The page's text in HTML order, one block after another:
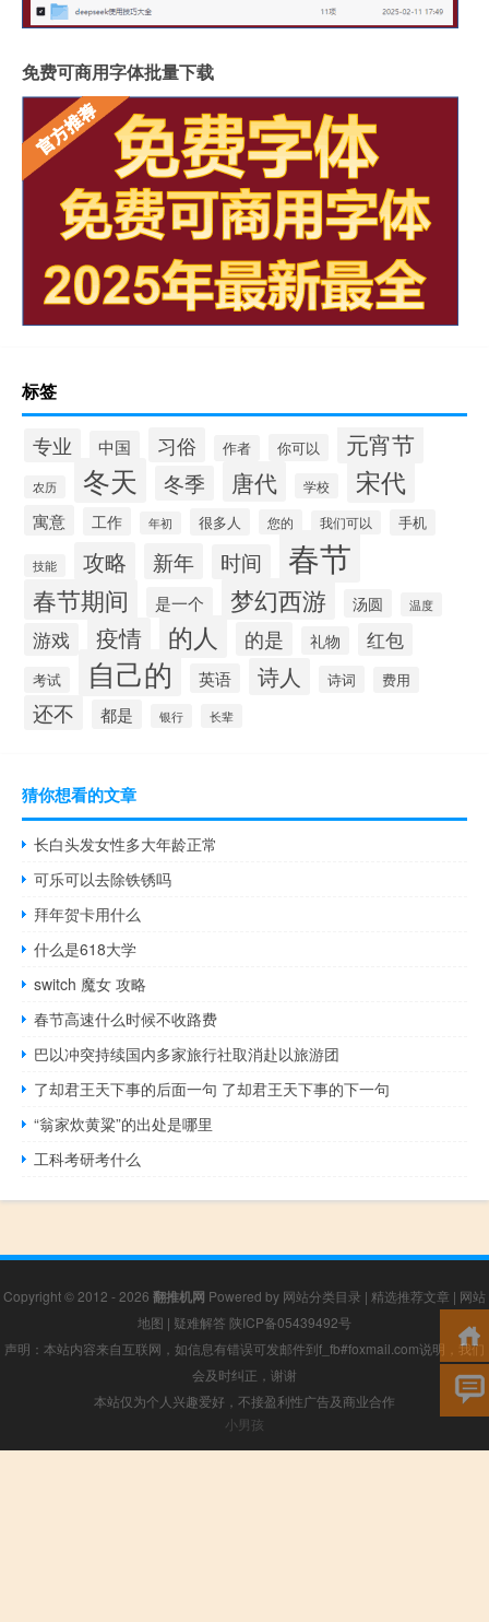
免费可商用字体批量下载
标签
专业 中国 习俗 作者 你可以 元宵节
农历 冬天 冬季 唐代 学校 宋代
寓意 工作 年初 很多人 您的 我们可以 手机
技能 攻略 新年 时间 春节
春节期间 是一个 梦幻西游 汤圆 温度
游戏 疫情 的人 的是 礼物 红包
考试 自己的 英语 诗人 诗词 费用
还不 都是 银行 长辈
猜你想看的文章
长白头发女性多大年龄正常
可乐可以去除铁锈吗
拜年贺卡用什么
什么是618大学
switch 魔女 攻略
春节高速什么时候不收路费
巴以冲突持续国内多家旅行社取消赴以旅游团
了却君王天下事的后面一句 了却君王天下事的下一句
“翁家炊黄粱”的出处是哪里
工科考研考什么
Copyright © 2012 - 2026 翻推机网 Powered by 网站分类目录 | 精选推荐文章 | 网站
地图 | 疑难解答 陕ICP备05439492号
声明：本站内容来自互联网，如信息有错误可发邮件到f_fb#foxmail.com说明，我们
会及时纠正，谢谢
本站仅为个人兴趣爱好，不接盈利性广告及商业合作
小男孩